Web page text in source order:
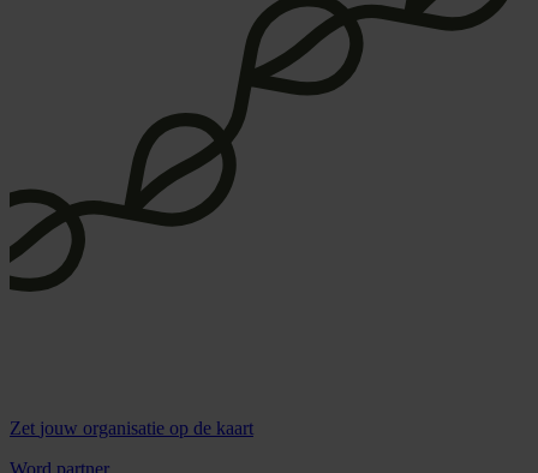
Zet jouw organisatie op de kaart